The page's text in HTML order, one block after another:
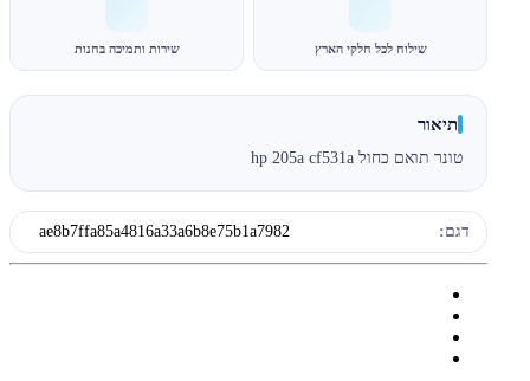
שילוח לכל חלקי הארץ שירות ותמיכה בחנות
תיאור
טונר תואם כחול hp 205a cf531a
דגם: ae8b7ffa85a4816a33a6b8e75b1a7982